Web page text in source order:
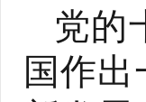
党的
国作